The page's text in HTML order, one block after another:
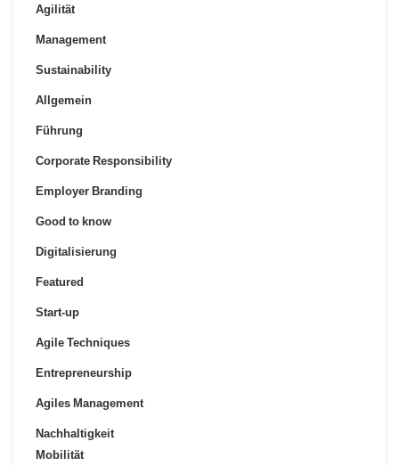
Agilität
Management
Sustainability
Allgemein
Führung
Corporate Responsibility
Employer Branding
Good to know
Digitalisierung
Featured
Start-up
Agile Techniques
Entrepreneurship
Agiles Management
Nachhaltigkeit
Mobilität